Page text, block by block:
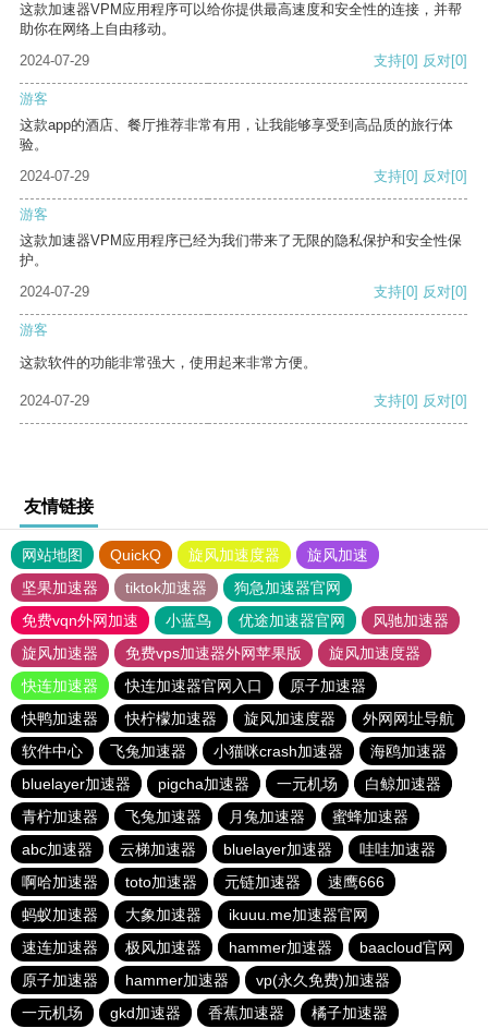
这款加速器VPM应用程序可以给你提供最高速度和安全性的连接，并帮
助你在网络上自由移动。
2024-07-29
支持[0] 反对[0]
游客
这款app的酒店、餐厅推荐非常有用，让我能够享受到高品质的旅行体
验。
2024-07-29
支持[0] 反对[0]
游客
这款加速器VPM应用程序已经为我们带来了无限的隐私保护和安全性保
护。
2024-07-29
支持[0] 反对[0]
游客
这款软件的功能非常强大，使用起来非常方便。
2024-07-29 支持[0] 反对[0]
友情链接
网站地图 QuickQ 旋风加速度器
旋风加速
坚果加速器
tiktok加速器
狗急加速器官网
免费vqn外网加速
小蓝鸟 优途加速器官网
风驰加速器
旋风加速器
免费vps加速器外网苹果版
旋风加速度器
快连加速器
快连加速器官网入口
原子加速器
快鸭加速器
快柠檬加速器 旋风加速度器
外网网址导航
软件中心
飞兔加速器 小猫咪crash加速器
海鸥加速器
bluelayer加速器
pigcha加速器 一元机场
白鲸加速器
青柠加速器
飞兔加速器 月兔加速器
蜜蜂加速器
abc加速器
云梯加速器 bluelayer加速器
哇哇加速器
啊哈加速器
toto加速器 元链加速器
速鹰666
蚂蚁加速器
大象加速器
ikuuu.me加速器官网
速连加速器
极风加速器 hammer加速器
baacloud官网
原子加速器
hammer加速器
vp(永久免费)加速器
一元机场
gkd加速器 香蕉加速器 橘子加速器